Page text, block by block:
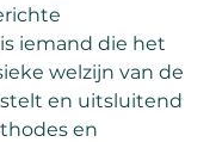
iemand die het
welzijn van de
en uitsluitend
en